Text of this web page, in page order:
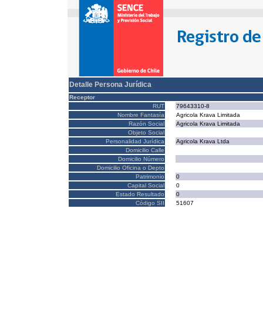
Detalle Persona Jurídica
Receptor
RUT
79643310-8
Nombre Fantasía
Agricola Krava Limitada
Razón Social
Agricola Krava Limitada
Objeto Social
Personalidad Jurídica
Agricola Krava Ltda
Domicilio Calle
Domicilio Número
Domicilio Oficina o Depto
Patrimonio
0
Capital Social
0
Estado Resultado
0
Código SII
51607